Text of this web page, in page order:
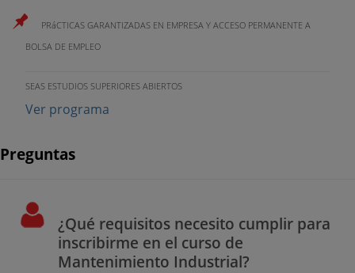
PRáCTICAS GARANTIZADAS EN EMPRESA Y ACCESO PERMANENTE A
BOLSA DE EMPLEO
SEAS ESTUDIOS SUPERIORES ABIERTOS
Ver programa
Preguntas
¿Qué requisitos necesito cumplir para
inscribirme en el curso de
Mantenimiento Industrial?